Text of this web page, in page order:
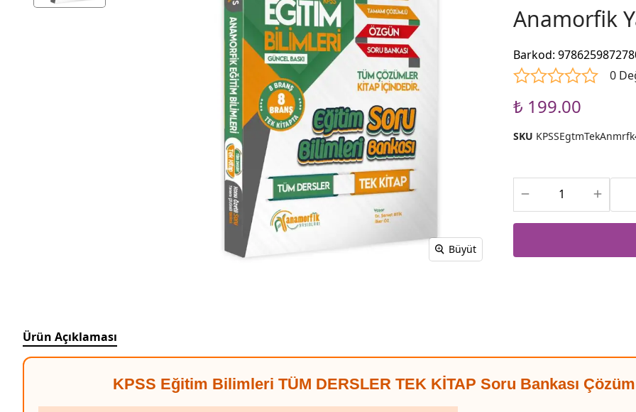
Büyüt
Anamorfik
Barkod:
0
₺ 199.00
SKU
Ürün Açıklaması
KPSS Eğitim Bilimleri TÜM DERSLER TEK KİTAP Soru Bankası